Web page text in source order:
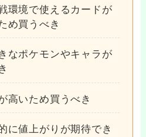
環境で使えるカードが
め買うべき
なポケモンやキャラが
高いため買うべき
に値上がりが期待でき